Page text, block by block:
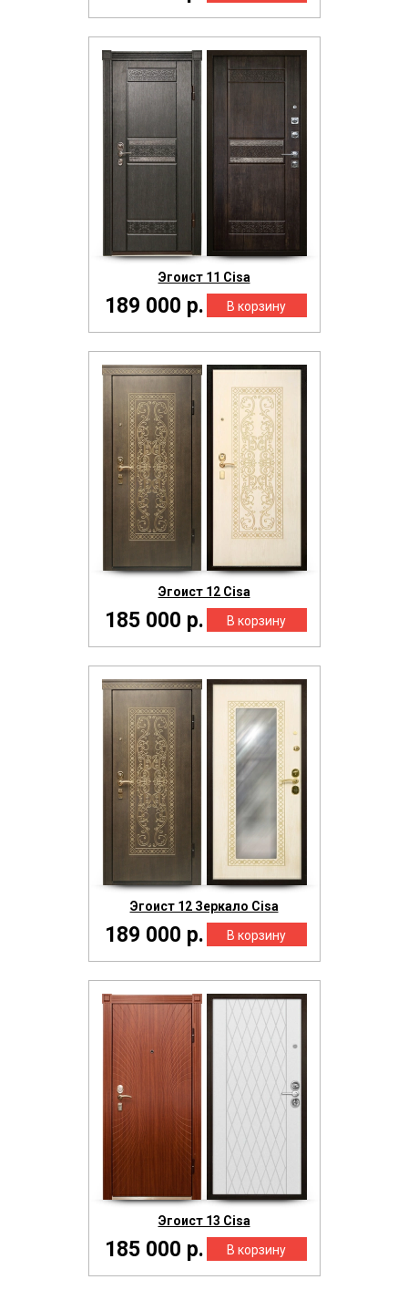
Эгоист 11 Cisa
189 000 р.
Эгоист 12 Cisa
185 000 р.
Эгоист 12 Зеркало Cisa
189 000 р.
Эгоист 13 Cisa
185 000 р.